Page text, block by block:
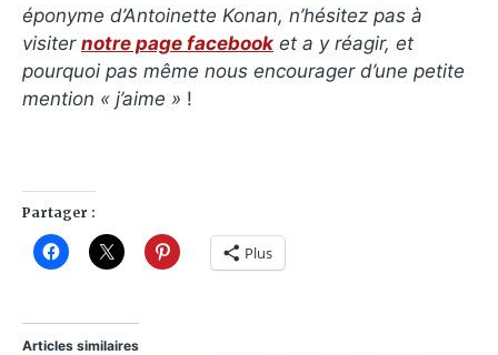
éponyme d’Antoinette Konan, n’hésitez pas à
visiter notre page facebook et a y réagir, et
pourquoi pas même nous encourager d’une petite
mention « j’aime » !
Partager :
Plus
Articles similaires